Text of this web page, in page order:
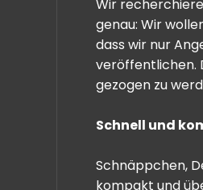
Wir
genau: Wir
dass wir nur
veröffentlichen.
gezogen zu
Schnell und
Schnäppchen,
kompakt und